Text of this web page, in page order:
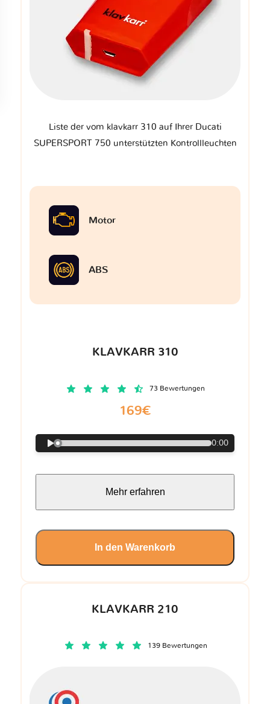
KLAVKARR 210
139 Bewertungen
Liste der vom klavkarr 310 auf Ihrer Ducati
SUPERSPORT 750 unterstützten Kontrollleuchten
Motor
ABS
KLAVKARR 310
73 Bewertungen
169€
0:00
Mehr erfahren
In den Warenkorb